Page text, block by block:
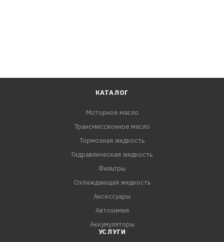
КАТАЛОГ
Моторное масло
Трансмиссионное масло
Тормозная жидкость
Гидравлическая жидкость
Фильтры
Охлаждающая жидкость
Аксессуары
Автохимия
Аккумуляторы
УСЛУГИ